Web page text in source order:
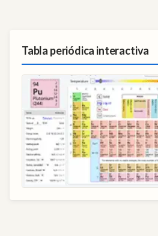
Tabla periódica interactiva